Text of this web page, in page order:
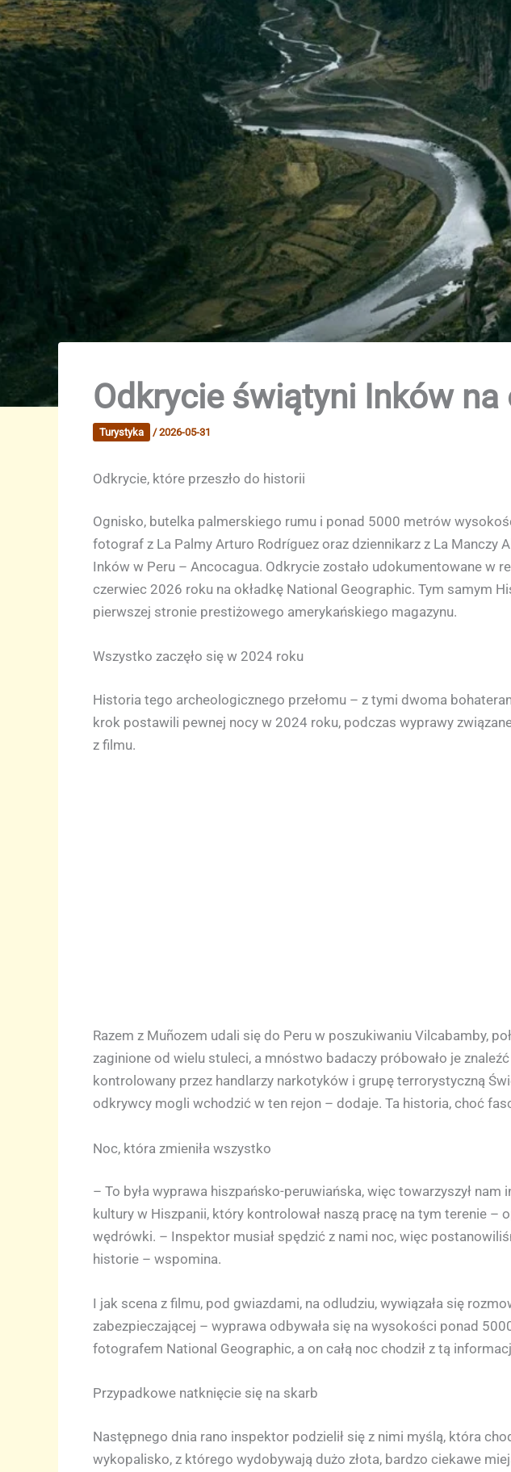
Odkrycie świątyni Inków
Turystyka /2026-05-31
Odkrycie, które przeszło do historii
Ognisko, butelka palmerskiego rumu i ponad 5000 metrów
fotograf z La Palmy Arturo Rodríguez oraz dziennikarz z La
Inków w Peru – Ancocagua. Odkrycie zostało udokumentowane w
czerwiec 2026 roku na okładkę National Geographic. Tym samym
pierwszej stronie prestiżowego amerykańskiego magazynu.
Wszystko zaczęło się w 2024 roku
Historia tego archeologicznego przełomu – z tymi dwoma
krok postawili pewnej nocy w 2024 roku, podczas wyprawy
z filmu.
Razem z Muñozem udali się do Peru w poszukiwaniu Vilcabamby,
zaginione od wielu stuleci, a mnóstwo badaczy próbowało je
kontrolowany przez handlarzy narkotyków i grupę terrorystyczną
odkrywcy mogli wchodzić w ten rejon – dodaje. Ta historia, choć
Noc, która zmieniła wszystko
– To była wyprawa hiszpańsko-peruwiańska, więc towarzyszył
kultury w Hiszpanii, który kontrolował naszą pracę na tym terenie –
wędrówki. – Inspektor musiał spędzić z nami noc, więc
historie – wspomina.
I jak scena z filmu, pod gwiazdami, na odludziu, wywiązała się
zabezpieczającej – wyprawa odbywała się na wysokości ponad
fotografem National Geographic, a on całą noc chodził z tą
Przypadkowe natknięcie się na skarb
Następnego dnia rano inspektor podzielił się z nimi myślą, która
wykopalisko, z którego wydobywają dużo złota, bardzo ciekawe